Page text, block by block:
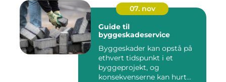
07. nov
Guide til
byggeskadeservice
Byggeskader kan opstå på
ethvert tidspunkt i et
byggeprojekt, og
konsekvenserne kan hurt...